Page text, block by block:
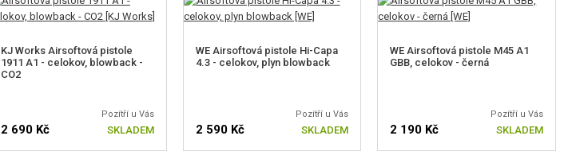
KJ Works Airsoftová pistole
1911 A1 - celokov, blowback -
CO2
Pozítří u Vás
2 690 Kč SKLADEM
WE Airsoftová pistole Hi-Capa
4.3 - celokov, plyn blowback
Pozítří u Vás
2 590 Kč SKLADEM
WE Airsoftová pistole M45 A1
GBB, celokov - černá
Pozítří u Vás
2 190 Kč SKLADEM